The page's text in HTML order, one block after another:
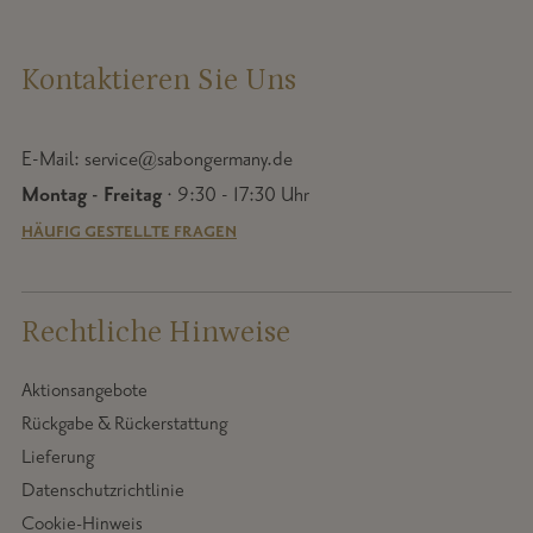
Kontaktieren Sie Uns
E-Mail: service@sabongermany.de
Montag - Freitag · 9:30 - 17:30 Uhr
HÄUFIG GESTELLTE FRAGEN
Rechtliche Hinweise
Aktionsangebote
Rückgabe & Rückerstattung
Lieferung
Datenschutzrichtlinie
Cookie-Hinweis